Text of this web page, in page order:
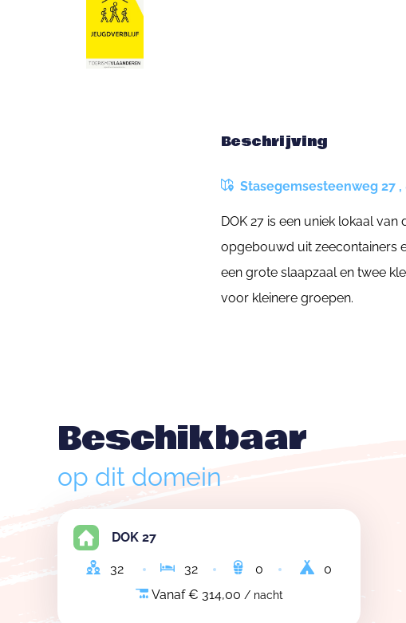
Beschrijving
Stasegemsesteenweg 27
DOK 27 is een uniek lokaal
opgebouwd uit zeecontainers
een grote slaapzaal en twee
voor kleinere groepen.
Beschikbaar
op dit domein
DOK 27
32 32 0
0
Vanaf € 314,00 / nacht